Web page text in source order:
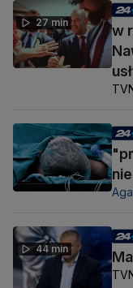
27 min
w
44 min